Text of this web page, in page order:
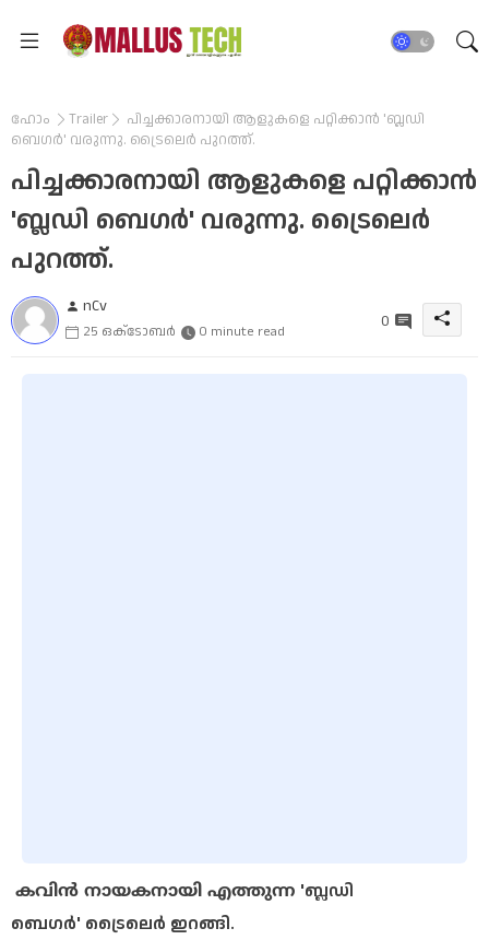
ഹോം Trailer
പിച്ചക്കാരനായി ആളുകളെ പറ്റിക്കാൻ 'ബ്ലഡി
ബെഗർ' വരുന്നു. ട്രൈലെർ പുറത്ത്.
പിച്ചക്കാരനായി ആളുകളെ പറ്റിക്കാൻ
'ബ്ലഡി ബെഗർ' വരുന്നു. ട്രൈലെർ
പുറത്ത്.
nCv
25 ഒക്‌ടോബർ 0 minute read 0
കവിൻ നായകനായി എത്തുന്ന 'ബ്ലഡി
ബെഗർ' ട്രൈലെർ ഇറങ്ങി.